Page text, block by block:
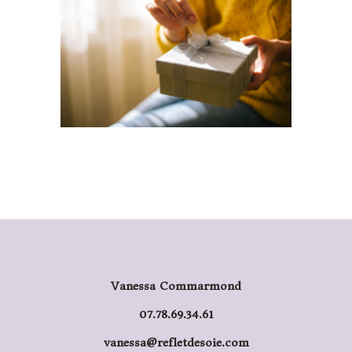
Vanessa Commarmond
07.78.69.34.61
vanessa@refletdesoie.com